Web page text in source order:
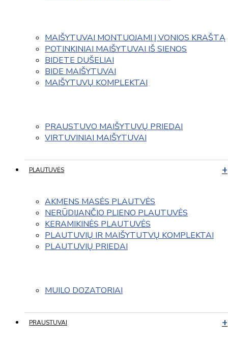
MAIŠYTUVAI MONTUOJAMI Į VONIOS KRAŠTĄ
POTINKINIAI MAIŠYTUVAI IŠ SIENOS
BIDETE DUŠELIAI
BIDE MAIŠYTUVAI
MAIŠYTUVŲ KOMPLEKTAI
PRAUSTUVO MAIŠYTUVŲ PRIEDAI
VIRTUVINIAI MAIŠYTUVAI
PLAUTUVĖS
AKMENS MASĖS PLAUTVĖS
NERŪDIJANČIO PLIENO PLAUTUVĖS
KERAMIKINĖS PLAUTUVĖS
PLAUTUVIŲ IR MAIŠYTUTVŲ KOMPLEKTAI
PLAUTUVIŲ PRIEDAI
MUILO DOZATORIAI
PRAUSTUVAI